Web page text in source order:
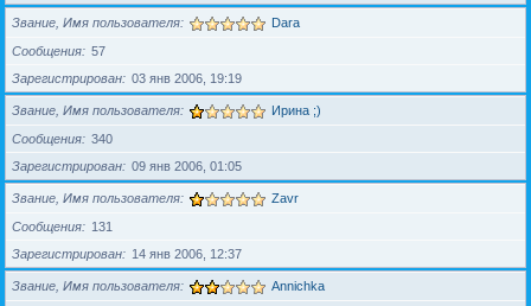
Звание, Имя пользователя Dara
Сообщения
57
Зарегистрирован
03 янв 2006, 19:19
Звание, Имя пользователя Ирина ;)
Сообщения
340
Зарегистрирован
09 янв 2006, 01:05
Звание, Имя пользователя Zavr
Сообщения
131
Зарегистрирован
14 янв 2006, 12:37
Звание, Имя пользователя Annichka